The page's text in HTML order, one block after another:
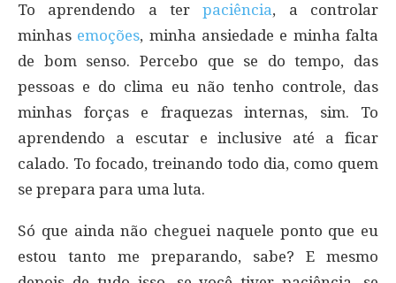
To aprendendo a terpaciência, a controlar
minhas emoções, minha ansiedade e minha falta
de bom senso. Percebo que se do tempo, das
pessoas e do clima eu não tenho controle, das
minhas forças e fraquezas internas, sim. To
aprendendo a escutar e inclusive até a ficar
calado. To focado, treinando todo dia, como quem
se prepara para uma luta.
Só que ainda não cheguei naquele ponto que eu
estou tanto me preparando, sabe? E mesmo